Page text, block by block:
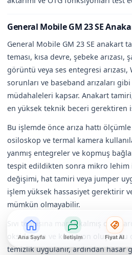
General Mobile GM 23 SE
General Mobile GM 23 SE anakart
teması, kısa devre, şebeke
görüntü veya ses entegresi
sorunları ve baseband arızaları
müdahaleleri kapsar. Anakart
en yüksek teknik beceri gerektiren
Bu işlemde önce arıza hattı
osiloskop ve termal kamera
yanmış entegreler ve kopmuş
tespit edildikten sonra mikro lehim
değişimi, hat tamiri veya jumper
işlem yüksek hassasiyet gerektirir
mümkün olmayabilir.
Sıvı temasına maruz kalmış
oksidasyon ve korozyon oluşur.
temizlik uygulanır, ardından hasar
Ana Sayfa İletişim Fiyat Al